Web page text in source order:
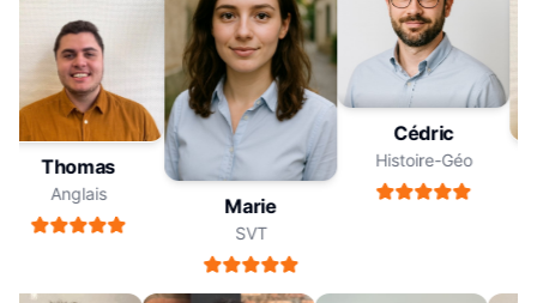
Thomas
Anglais
Marie
SVT
Cédric
Histoire-Géo